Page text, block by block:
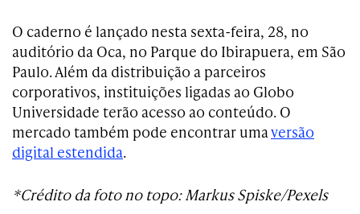
O caderno é lançado nesta sexta-feira, 28, no
auditório da Oca, no Parque do Ibirapuera, em São
Paulo. Além da distribuição a parceiros
corporativos, instituições ligadas ao Globo
Universidade terão acesso ao conteúdo. O
mercado também pode encontrar umaversão
digital estendida.
*Crédito da foto no topo: Markus Spiske/Pexels